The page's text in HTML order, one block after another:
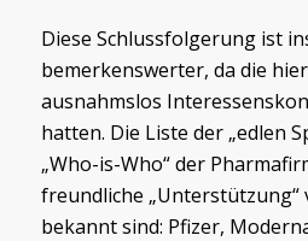
Diese Schlussfolgerung ist
bemerkenswerter, da die
ausnahmslos
hatten. Die Liste der „edlen
„Who-is-Who“ der
freundliche „Unterstützung“
bekannt sind: Pfizer,